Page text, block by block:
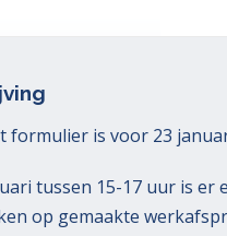
formulier is voor 23
tussen 15-17 uur is
op gemaakte